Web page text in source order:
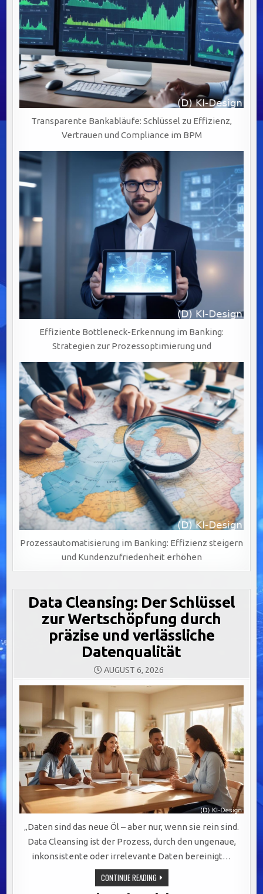
Transparente Bankabläufe: Schlüssel zu Effizienz,
Vertrauen und Compliance im BPM
Effiziente Bottleneck-Erkennung im Banking:
Strategien zur Prozessoptimierung und
Prozessautomatisierung im Banking: Effizienz steigern
und Kundenzufriedenheit erhöhen
Data Cleansing: Der Schlüssel
zur Wertschöpfung durch
präzise und verlässliche
Datenqualität
AUGUST 6, 2026
„Daten sind das neue Öl – aber nur, wenn sie rein sind.
Data Cleansing ist der Prozess, durch den ungenaue,
inkonsistente oder irrelevante Daten bereinigt…
CONTINUE READINGDATA
CLEANSING: